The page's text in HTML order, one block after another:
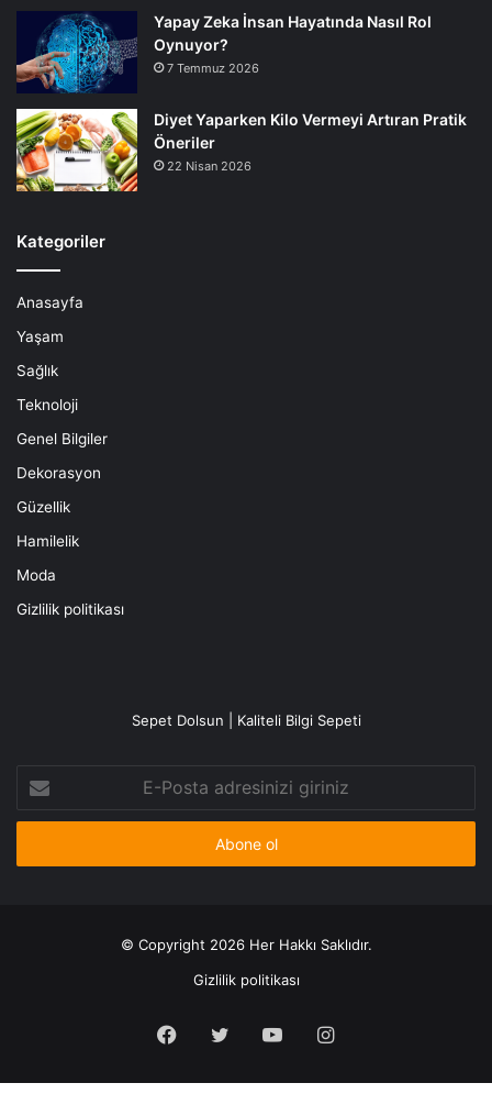
Yapay Zeka İnsan Hayatında Nasıl Rol
Oynuyor?
7 Temmuz 2026
Diyet Yaparken Kilo Vermeyi Artıran Pratik
Öneriler
22 Nisan 2026
Kategoriler
Anasayfa
Yaşam
Sağlık
Teknoloji
Genel Bilgiler
Dekorasyon
Güzellik
Hamilelik
Moda
Gizlilik politikası
Sepet Dolsun | Kaliteli Bilgi Sepeti
Posta
adresinizi
© Copyright 2026 Her Hakkı Saklıdır.
Gizlilik politikası
Facebook
X YouTubeInstagram